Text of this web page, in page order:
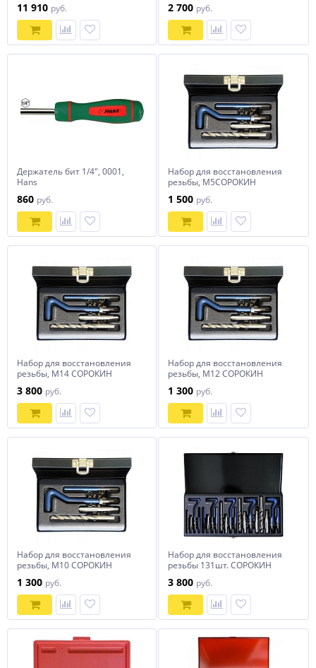
31.1.006W, horex
11 910 руб.
25.1.064W
2 700 руб.
Держатель бит 1/4", 0001,
Hans
860 руб.
Набор для восстановления
резьбы, М5СОРОКИН
1 500 руб.
Набор для восстановления
резьбы, М14 СОРОКИН
3 800 руб.
Набор для восстановления
резьбы, М12 СОРОКИН
1 300 руб.
Набор для восстановления
резьбы, М10 СОРОКИН
1 300 руб.
Набор для восстановления
резьбы 131шт. СОРОКИН
3 800 руб.